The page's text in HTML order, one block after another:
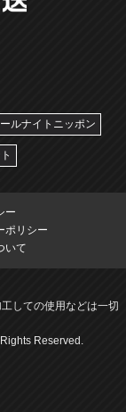
ルナイトニッポン
ー
ポリシー
いて
しての使用などは一切
Reserved.